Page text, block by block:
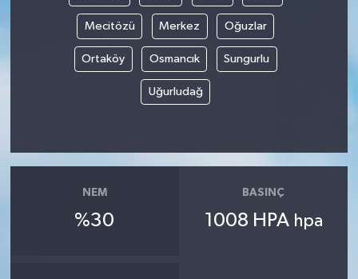
Mecitözü Merkez Oğuzlar
Ortaköy Osmancık Sungurlu
Uğurludağ
NEM
%30
BASINÇ
1008 HPA hpa